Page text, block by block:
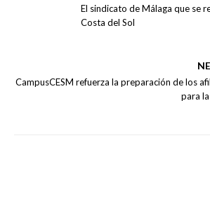
El sindicato de Málaga que se
Costa del Sol
CampusCESM refuerza la preparación de los
para